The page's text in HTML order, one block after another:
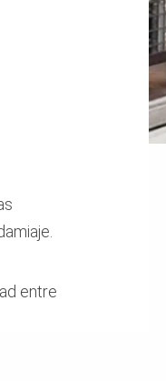
entre